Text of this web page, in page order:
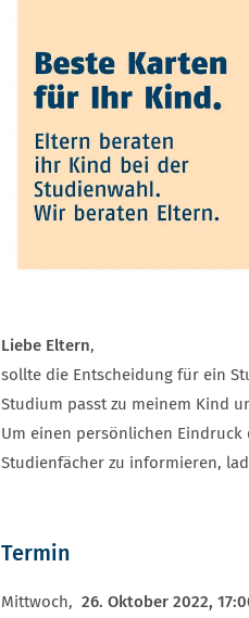
Liebe Eltern,
sollte die Entscheidung für ein
Studium passt zu meinem Kind
Um einen persönlichen
Studienfächer zu informieren,
Termin
Mittwoch, 26. Oktober 2022,